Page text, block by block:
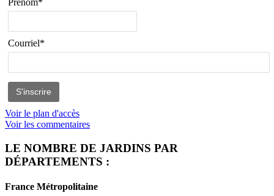
Courriel*
Voir le plan d'accès
Voir les commentaires
LE NOMBRE DE JARDINS PAR
DÉPARTEMENTS :
France Métropolitaine